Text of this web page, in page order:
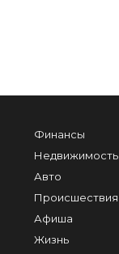
Финансы
Недвижимость
Авто
Происшествия
Афиша
Жизнь